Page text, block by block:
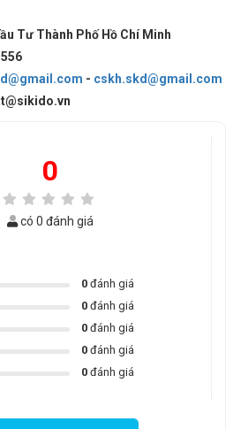
Tư Thành Phố Hồ Chí Minh
- cskh.skd@gmail.com
0
có 0 đánh giá
0đánh giá
0đánh giá
0đánh giá
0đánh giá
0đánh giá